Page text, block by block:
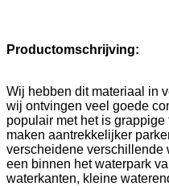
Productomschrijving:
Wij hebben dit materiaal in
wij ontvingen veel goede
populair met het is
maken aantrekkelijker
verscheidene verschillende
een binnen het waterpark
waterkanten, kleine